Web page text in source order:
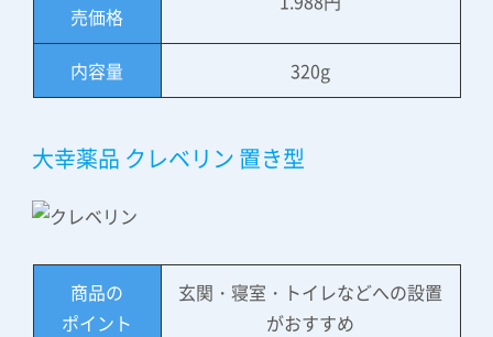
売価格
内容量 320g
大幸薬品 クレベリン 置き型
商品の
ポイント
玄関・寝室・トイレなどへの設置
がおすすめ